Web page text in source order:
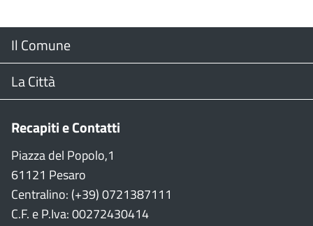
Menu
Footer
Il Comune
Il Sindaco
Consiglio Comunale
CON
La Città
Web Cam
Stradario
WiFi
Recapiti e Contatti
Piazza del Popolo,1
61121 Pesaro
Centralino: (+39) 0721387111
C.F. e P.Iva: 00272430414